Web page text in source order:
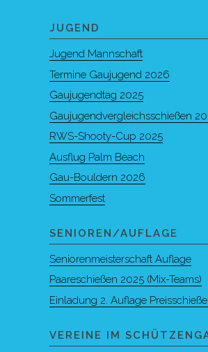
JUGEND
Jugend Mannschaft
Termine Gaujugend 2026
Gaujugendtag 2025
Gaujugendvergleichsschießen
RWS-Shooty-Cup 2025
Ausflug Palm Beach
Gau-Bouldern 2026
Sommerfest
SENIOREN/AUFLAGE
Seniorenmeisterschaft Auflage
Paareschießen 2025 (Mix-Teams)
Einladung 2. Auflage
VEREINE IM